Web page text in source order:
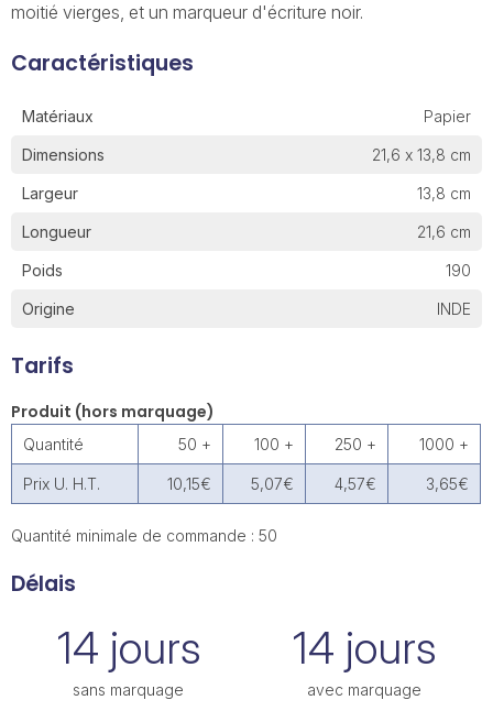
moitié vierges, et un marqueur d'écriture noir.
Caractéristiques
Matériaux Papier
Dimensions 21,6 x 13,8 cm
Largeur 13,8 cm
Longueur 21,6 cm
Poids 190
Origine INDE
Tarifs
Produit (hors marquage)
Quantité 50 + 100 + 250 + 1000 +
Prix U. H.T. 10,15€ 5,07€ 4,57€ 3,65€
Quantité minimale de commande : 50
Délais
14 jours
sans marquage
14 jours
avec marquage